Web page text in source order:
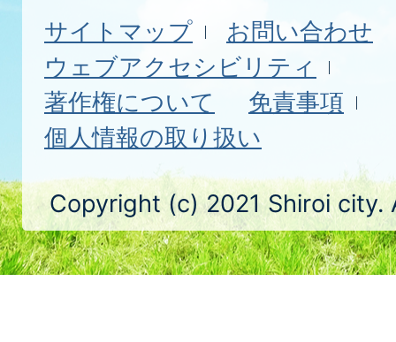
サイトマップ
お問い合わせ
ウェブアクセシビリティ
著作権について
免責事項
個人情報の取り扱い
Copyright (c) 2021 Shiroi city.